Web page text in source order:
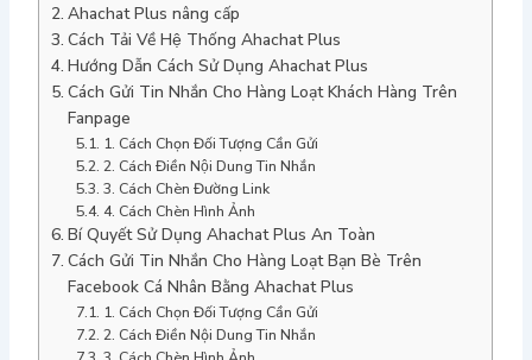
Ahachat Plus nâng cấp
Cách Tải Về Hệ Thống Ahachat Plus
Hướng Dẫn Cách Sử Dụng Ahachat Plus
Cách Gửi Tin Nhắn Cho Hàng Loạt Khách Hàng Trên
Fanpage
1. Cách Chọn Đối Tượng Cần Gửi
2. Cách Điền Nội Dung Tin Nhắn
3. Cách Chèn Đường Link
4. Cách Chèn Hình Ảnh
Bí Quyết Sử Dụng Ahachat Plus An Toàn
Cách Gửi Tin Nhắn Cho Hàng Loạt Bạn Bè Trên
Facebook Cá Nhân Bằng Ahachat Plus
1. Cách Chọn Đối Tượng Cần Gửi
2. Cách Điền Nội Dung Tin Nhắn